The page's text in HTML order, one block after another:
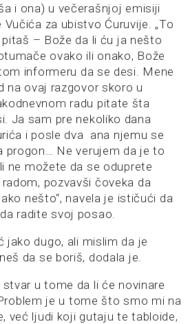
i ona) u večerašnjoj emisiji
za ubistvo Ćuruvije. „To
– Bože da li ću ja nešto
ovako ili onako, Bože
informeru da se desi. Mene
na ovaj razgovor skoro u
radu pitate šta
Ja sam pre nekoliko dana
i posle dva ana njemu se
progon… Ne verujem da je to
ne možete da se oduprete
pozvavši čoveka da
nešto“, navela je ističući da
radite svoj posao.
jako dugo, ali mislim da je
da se boriš, dodala je.
u tome da li će novinare
je u tome što smo mi na
već ljudi koji gutaju te tabloide,